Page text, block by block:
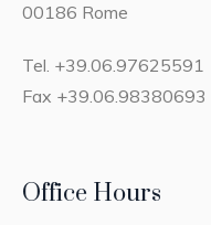
00186 Rome
Tel. +39.06.97625591
Fax +39.06.98380693
Office Hours